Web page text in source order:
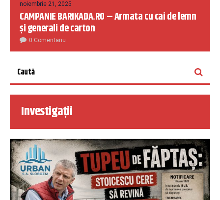
noiembrie 21, 2025
CAMPANIE BARIKADA.RO – Armata cu cai de lemn
și generali de carton
0 Comentariu
Investigații